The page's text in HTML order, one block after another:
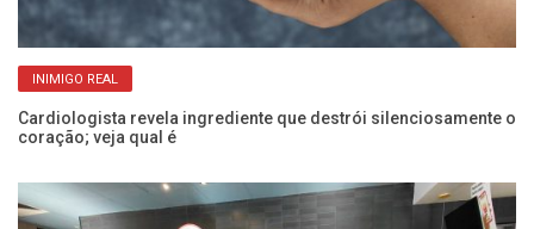
INIMIGO REAL
Cardiologista revela ingrediente que destrói silenciosamente o
coração; veja qual é